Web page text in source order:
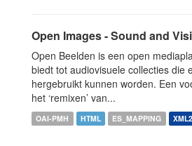
Open Images - Sound and
Open Beelden is een open
biedt tot audiovisuele collecties die
hergebruikt kunnen worden. Een
het ‘remixen’ van...
OAI-PMH HTML ES_MAPPING